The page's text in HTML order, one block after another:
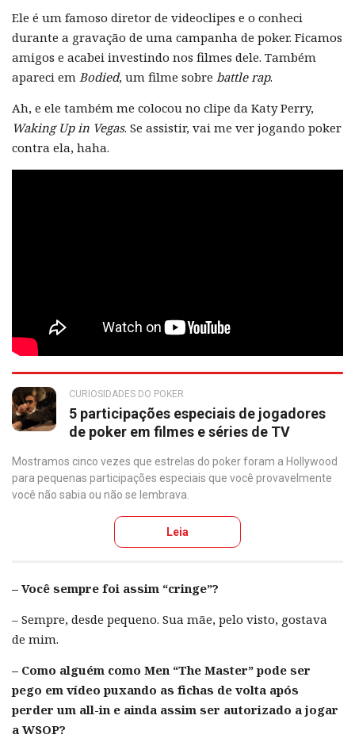
Ele é um famoso diretor de videoclipes e o conheci
durante a gravação de uma campanha de poker. Ficamos
amigos e acabei investindo nos filmes dele. Também
apareci em Bodied, um filme sobre battle rap.
Ah, e ele também me colocou no clipe da Katy Perry,
Waking Up in Vegas. Se assistir, vai me ver jogando poker
contra ela, haha.
CURIOSIDADES DO POKER
5 participações especiais de jogadores
de poker em filmes e séries de TV
Mostramos cinco vezes que estrelas do poker foram a Hollywood
para pequenas participações especiais que você provavelmente
você não sabia ou não se lembrava.
Leia
– Você sempre foi assim “cringe”?
– Sempre, desde pequeno. Sua mãe, pelo visto, gostava
de mim.
– Como alguém como Men “The Master” pode ser
pego em vídeo puxando as fichas de volta após
perder um all-in e ainda assim ser autorizado a jogar
a WSOP?